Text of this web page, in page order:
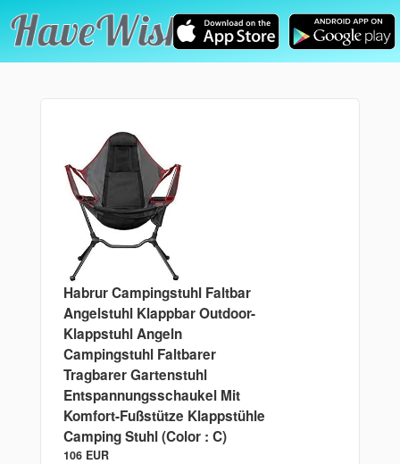
Habrur Campingstuhl Faltbar
Angelstuhl Klappbar Outdoor-
Klappstuhl Angeln
Campingstuhl Faltbarer
Tragbarer Gartenstuhl
Entspannungsschaukel Mit
Komfort-Fußstütze Klappstühle
Camping Stuhl (Color : C)
106 EUR